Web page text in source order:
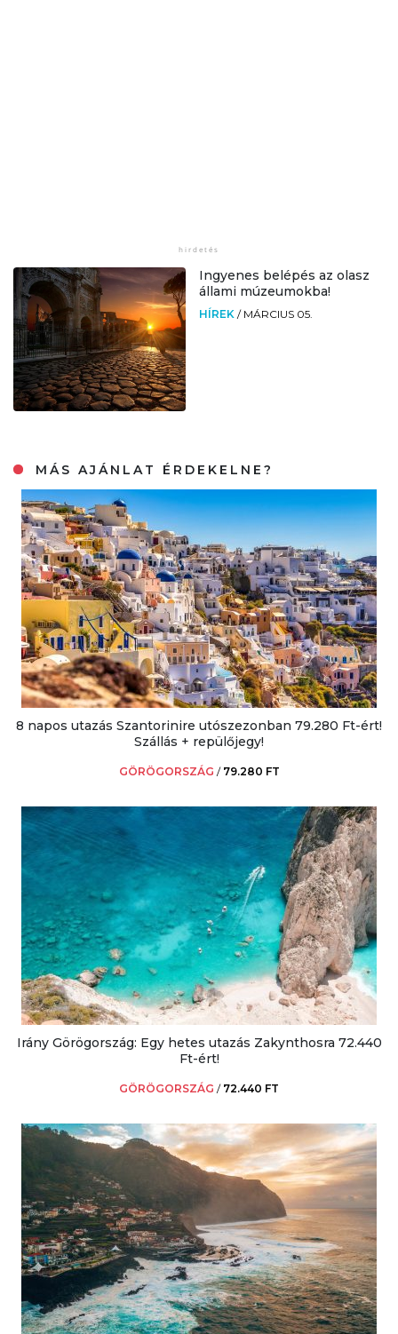
Ingyenes belépés az olasz
állami múzeumokba!
HÍREK / MÁRCIUS 05.
MÁS AJÁNLAT ÉRDEKELNE?
8 napos utazás Szantorinire utószezonban 79.280 Ft-ért!
Szállás + repülőjegy!
GÖRÖGORSZÁG / 79.280 FT
Irány Görögország: Egy hetes utazás Zakynthosra 72.440
Ft-ért!
GÖRÖGORSZÁG / 72.440 FT